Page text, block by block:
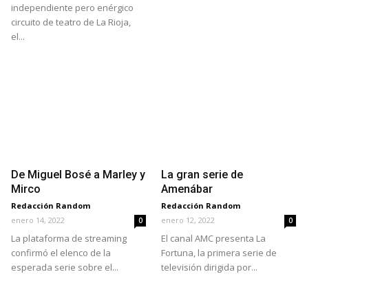
independiente pero enérgico
circuito de teatro de La Rioja,
el...
De Miguel Bosé a Marley y
Mirco
Redacción Random
enero 14, 2022
0
La plataforma de streaming
confirmó el elenco de la
esperada serie sobre el...
La gran serie de
Amenábar
Redacción Random
enero 12, 2022
0
El canal AMC presenta La
Fortuna, la primera serie de
televisión dirigida por...